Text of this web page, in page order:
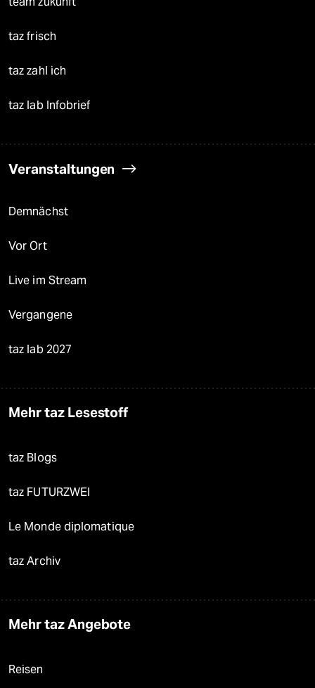
taz frisch
taz zahl ich
taz lab Infobrief
Veranstaltungen
Demnächst
Vor Ort
Live im Stream
Vergangene
taz lab 2027
Mehr taz Lesestoff
taz Blogs
taz FUTURZWEI
Le Monde diplomatique
taz Archiv
Mehr taz Angebote
Reisen